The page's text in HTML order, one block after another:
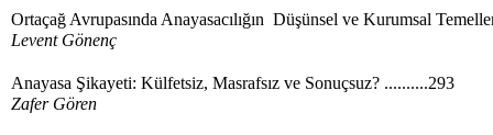
Ortaçağ Avrupasında Anayasacılığın Düşünsel ve Kurumsal
Levent Gönenç
Anayasa Şikayeti: Külfetsiz, Masrafsız ve Sonuçsuz? ..........293
Zafer Gören